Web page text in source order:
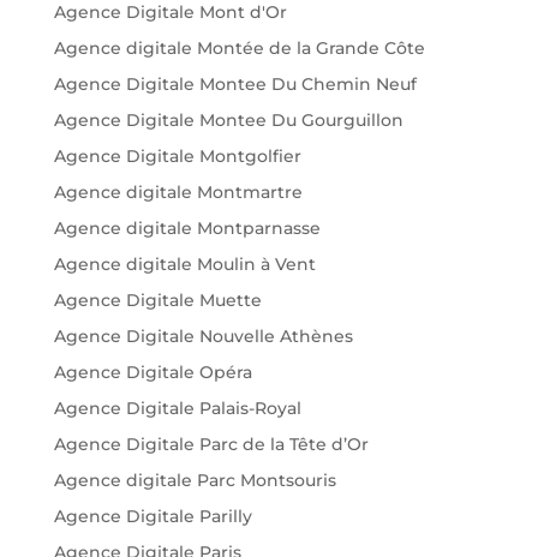
Agence Digitale Mont d'Or
Agence digitale Montée de la Grande Côte
Agence Digitale Montee Du Chemin Neuf
Agence Digitale Montee Du Gourguillon
Agence Digitale Montgolfier
Agence digitale Montmartre
Agence digitale Montparnasse
Agence digitale Moulin à Vent
Agence Digitale Muette
Agence Digitale Nouvelle Athènes
Agence Digitale Opéra
Agence Digitale Palais-Royal
Agence Digitale Parc de la Tête d’Or
Agence digitale Parc Montsouris
Agence Digitale Parilly
Agence Digitale Paris